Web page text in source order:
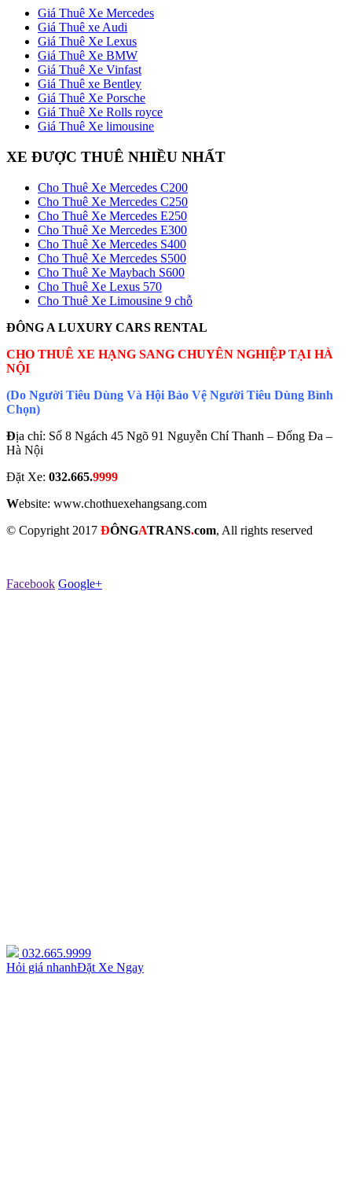
Giá Thuê Xe Mercedes
Giá Thuê xe Audi
Giá Thuê Xe Lexus
Giá Thuê Xe BMW
Giá Thuê Xe Vinfast
Giá Thuê xe Bentley
Giá Thuê Xe Porsche
Giá Thuê Xe Rolls royce
Giá Thuê Xe limousine
XE ĐƯỢC THUÊ NHIỀU NHẤT
Cho Thuê Xe Mercedes C200
Cho Thuê Xe Mercedes C250
Cho Thuê Xe Mercedes E250
Cho Thuê Xe Mercedes E300
Cho Thuê Xe Mercedes S400
Cho Thuê Xe Mercedes S500
Cho Thuê Xe Maybach S600
Cho Thuê Xe Lexus 570
Cho Thuê Xe Limousine 9 chỗ
ĐÔNG A LUXURY CARS RENTAL
CHO THUÊ XE HẠNG SANG CHUYÊN NGHIỆP TẠI HÀ
NỘI
(Do Người Tiêu Dùng Và Hội Bảo Vệ Người Tiêu Dùng Bình
Chọn)
Địa chỉ: Số 8 Ngách 45 Ngõ 91 Nguyễn Chí Thanh – Đống Đa –
Hà Nội
Đặt Xe: 032.665.9999
Website: www.chothuexehangsang.com
© Copyright 2017 ĐÔNGATRANS.com, All rights reserved
Facebook Google+
032.665.9999
Hỏi giá nhanhĐặt Xe Ngay